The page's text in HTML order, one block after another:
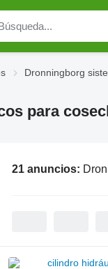
Dronningborg
para
21 anuncios: